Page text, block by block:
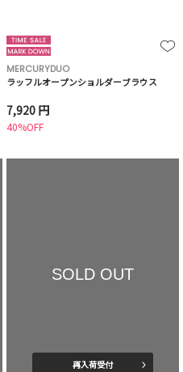
MERCURYDUO
ラッフルオープンショルダーブラウス
7,920 円
40%OFF
SOLD OUT
再入荷受付